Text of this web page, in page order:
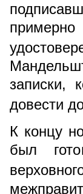
записки,
довести
К концу
был